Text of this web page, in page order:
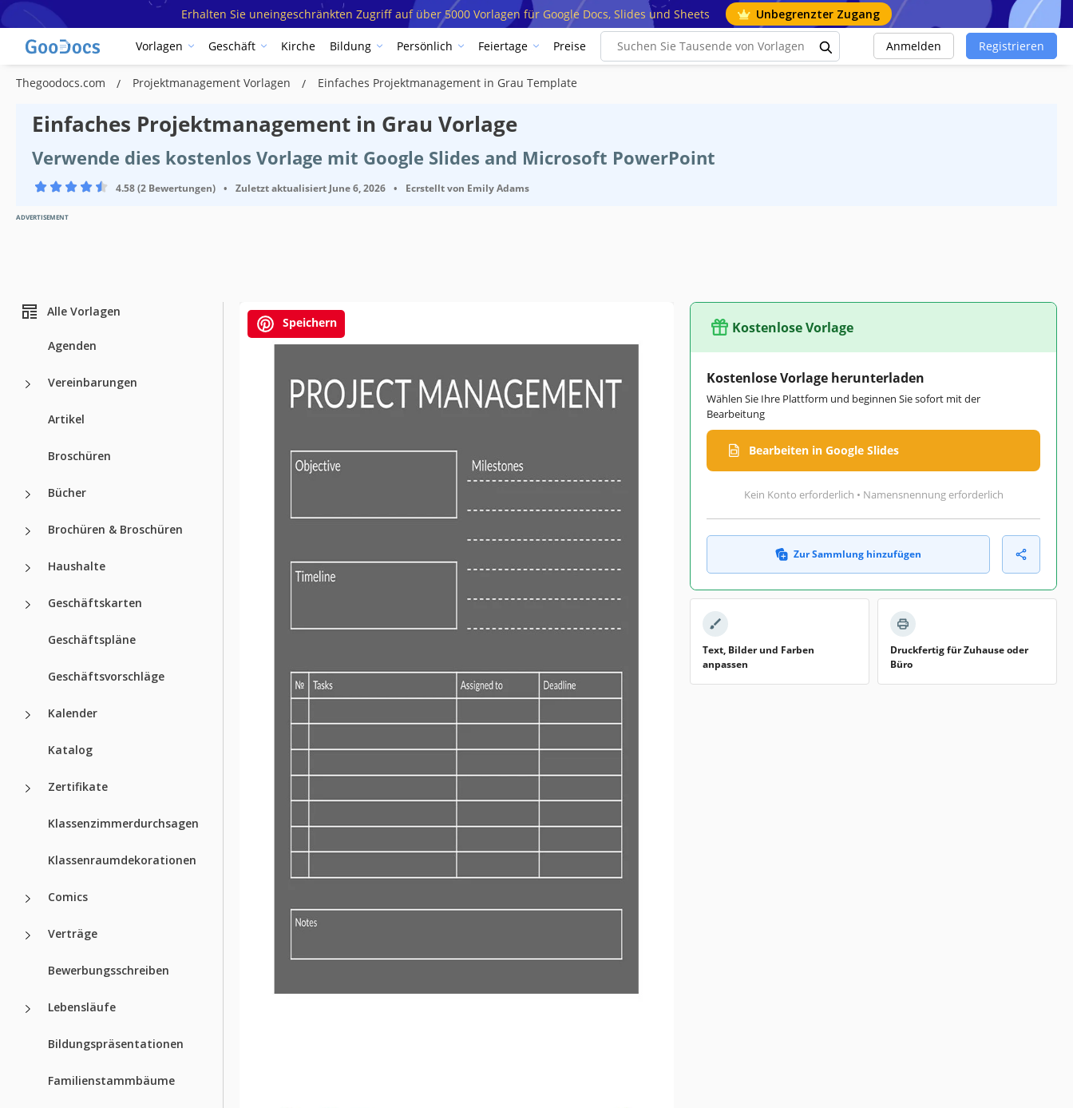
Erhalten Sie uneingeschränkten Zugriff auf über 5000 Vorlagen für Google Docs, Slides und Sheets Unbegrenzter Zugang
Vorlagen Geschäft Kirche Bildung Persönlich Feiertage Preise Anmelden Registrieren
Thegoodocs.com Projektmanagement Vorlagen Einfaches Projektmanagement in Grau Template
Einfaches Projektmanagement in Grau Vorlage
Verwende dies kostenlos Vorlage mit Google Slides and Microsoft PowerPoint
4.58 (2 Bewertungen) • Zuletzt aktualisiert June 6, 2026 • Ecrstellt von Emily Adams
ADVERTISEMENT
Alle Vorlagen
Agenden
Vereinbarungen
Artikel
Broschüren
Bücher
Brochüren & Broschüren
Haushalte
Geschäftskarten
Geschäftspläne
Geschäftsvorschläge
Kalender
Katalog
Zertifikate
Klassenzimmerdurchsagen
Klassenraumdekorationen
Comics
Verträge
Bewerbungsschreiben
Lebensläufe
Bildungspräsentationen
Familienstammbäume
Speichern Kostenlose Vorlage
Kostenlose Vorlage herunterladen
Wählen Sie Ihre Plattform und beginnen Sie sofort mit der
Bearbeitung
Bearbeiten in Google Slides
Kein Konto erforderlich • Namensnennung erforderlich
Zur Sammlung hinzufügen
Text, Bilder und Farben
anpassen
Druckfertig für Zuhause oder
Büro